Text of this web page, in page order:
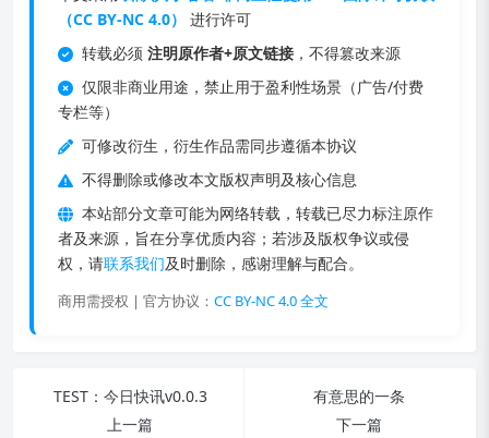
（CC BY-NC 4.0）
进行许可
转载必须 注明原作者+原文链接 ，不得篡改来源
仅限非商业用途，禁止用于盈利性场景（广告/付费
专栏等）
可修改衍生，衍生作品需同步遵循本协议
不得删除或修改本文版权声明及核心信息
本站部分文章可能为网络转载，转载已尽力标注原作
者及来源，旨在分享优质内容；若涉及版权争议或侵
权，请联系我们及时删除，感谢理解与配合。
商用需授权 | 官方协议： CC BY-NC 4.0 全文
TEST：今日快讯v0.0.3
上一篇
有意思的一条
下一篇